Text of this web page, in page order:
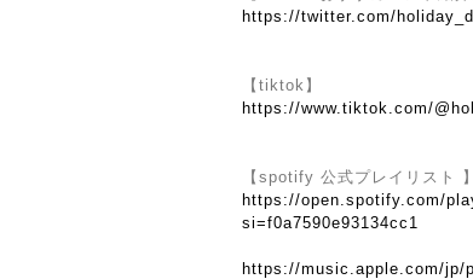
https://twitter.com/
【tiktok】
https://www.tiktok.com/
【spotify 公式プレイリスト 】
https://open.spotify.com/
si=f0a7590e93134cc1
https://music.apple.com/jp/